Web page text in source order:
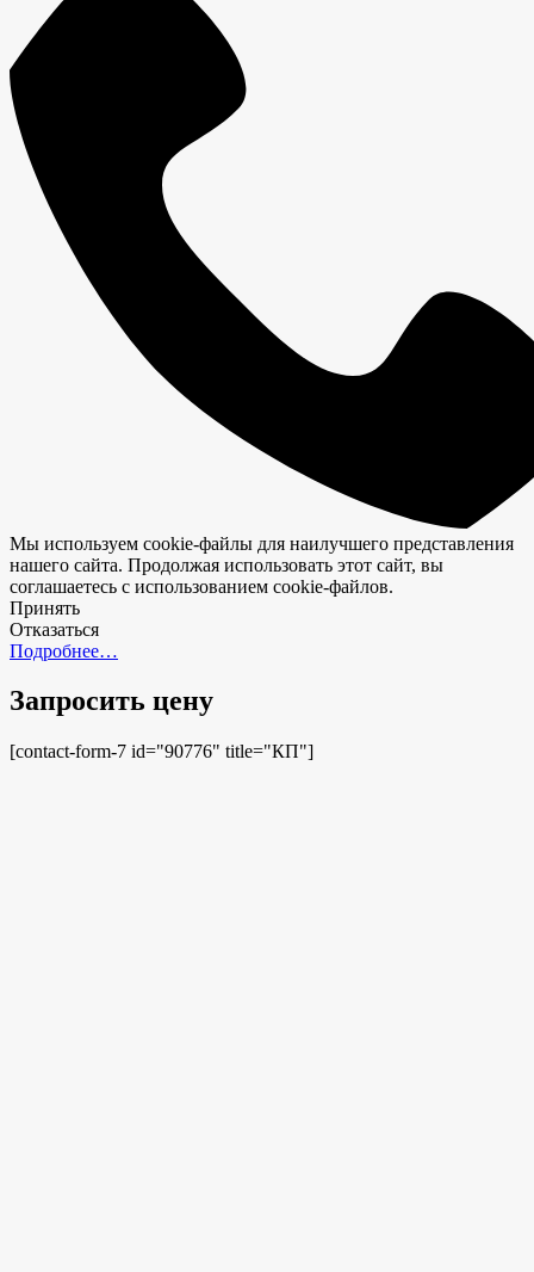
Мы используем cookie-файлы для наилучшего представления
нашего сайта. Продолжая использовать этот сайт, вы
соглашаетесь с использованием cookie-файлов.
Принять
Отказаться
Подробнее…
Запросить цену
[contact-form-7 id="90776" title="КП"]